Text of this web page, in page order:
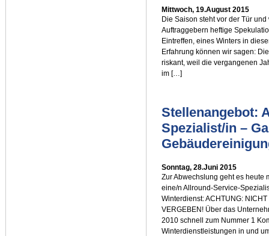
Mittwoch, 19.August 2015
Die Saison steht vor der Tür
Auftraggebern heftige
Eintreffen, eines Winters in
Erfahrung können wir sagen:
riskant, weil die vergangenen
im […]
Stellenangebot:
Spezialist/in –
Sonntag, 28.Juni 2015
Zur Abwechslung geht es heute
eine/n Allround-Service-
Winterdienst: ACHTUNG:
VERGEBEN! Über das
2010 schnell zum Nummer 1
Winterdienstleistungen in und